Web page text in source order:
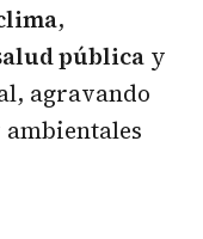
,
pública y
agravando
ambientales